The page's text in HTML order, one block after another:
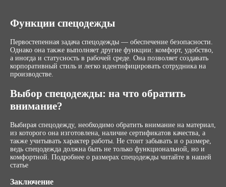
Функции спецодежды
Первостепенная задача спецодежды — обеспечение безопасности.
Однако она также выполняет другие функции: комфорт, удобство,
а иногда и статусность в рабочей среде. Она позволяет создавать
корпоративный стиль и легко идентифицировать сотрудника на
производстве.
Выбор спецодежды: на что обратить
внимание?
Выбирая спецодежду, необходимо обратить внимание на материал,
из которого она изготовлена, наличие сертификатов качества, а
также учитывать характер работы. Не стоит забывать и о размере,
ведь спецодежда должна быть не только функциональной, но и
комфортной. Подробнее о размерах спецодежды читайте в нашей
статье
Заключение